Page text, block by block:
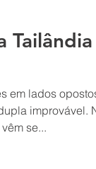
em lados
improvável.
se...